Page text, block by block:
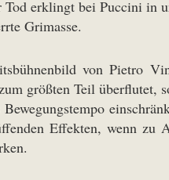
erklingt bei Puccini in
Grimasse.
von Pietro
größten Teil überflutet,
Bewegungstempo
Effekten, wenn zu